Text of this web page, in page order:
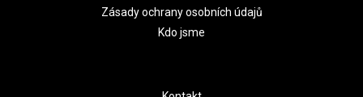
Zásady ochrany osobních údajů
Kdo jsme